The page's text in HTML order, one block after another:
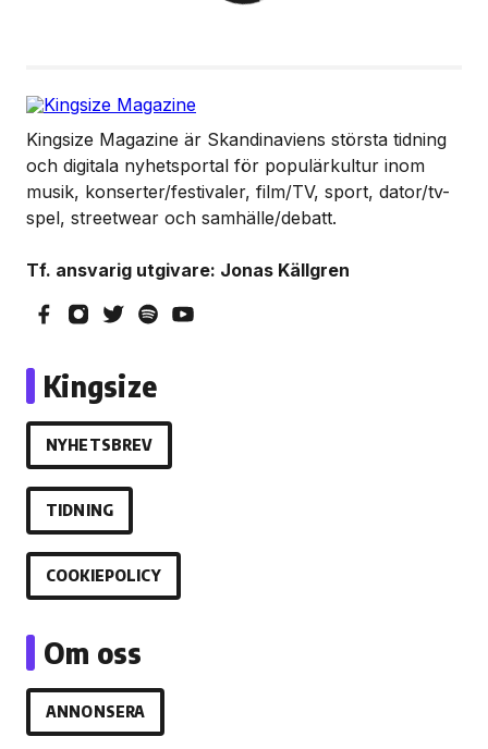
Kingsize Magazine är Skandinaviens största tidning
och digitala nyhetsportal för populärkultur inom
musik, konserter/festivaler, film/TV, sport, dator/tv-
spel, streetwear och samhälle/debatt.
Tf. ansvarig utgivare: Jonas Källgren
Kingsize
NYHETSBREV
TIDNING
COOKIEPOLICY
Om oss
ANNONSERA